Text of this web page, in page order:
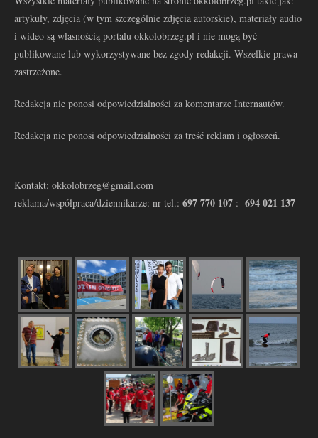
artykuły, zdjęcia (w tym szczególnie zdjęcia autorskie), materiały audio
i wideo są własnością portalu okkolobrzeg.pl i nie mogą być
publikowane lub wykorzystywane bez zgody redakcji. Wszelkie prawa
zastrzeżone.
Redakcja nie ponosi odpowiedzialności za komentarze Internautów.
Redakcja nie ponosi odpowiedzialności za treść reklam i ogłoszeń.
Kontakt: okkolobrzeg@gmail.com
reklama/współpraca/dziennikarze: nr tel.: 697 770 107 : 694 021 137